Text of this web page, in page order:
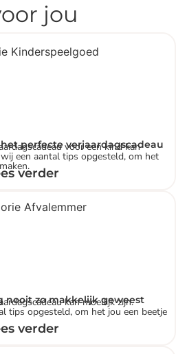
jou
perfecte verjaardagscadeau
voor een kind kan
een aantal tips opgesteld, om het
verder
nooit zo makkelijk geweest
kan moeilijk zijn.
tips opgesteld, om het jou een beetje
verder